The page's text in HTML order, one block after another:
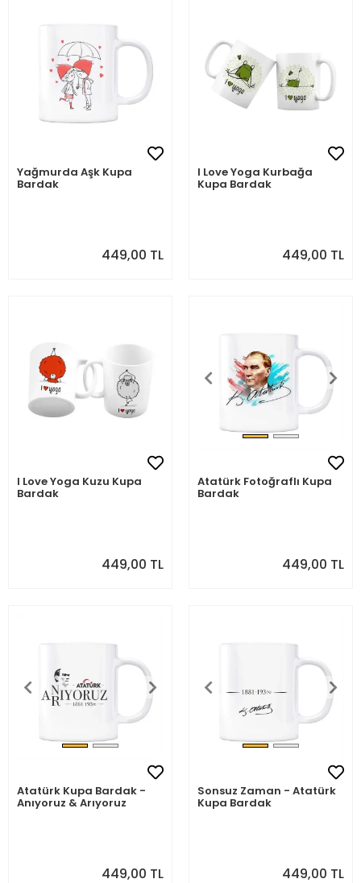
Yağmurda Aşk Kupa
Bardak
449,00 TL
I Love Yoga Kurbağa
Kupa Bardak
449,00 TL
I Love Yoga Kuzu Kupa
Bardak
449,00 TL
Atatürk Fotoğraflı Kupa
Bardak
449,00 TL
Atatürk Kupa Bardak -
Anıyoruz & Arıyoruz
449,00 TL
Sonsuz Zaman - Atatürk
Kupa Bardak
449,00 TL